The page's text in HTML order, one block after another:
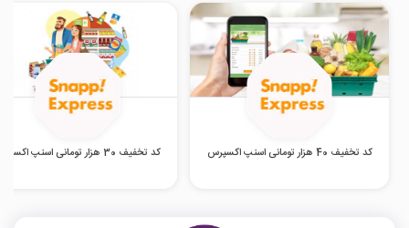
کد تخفیف 40 هزار تومانی اسنپ اکسپرس کد تخفیف 30 هزار تومانی اسنپ اکسپرس